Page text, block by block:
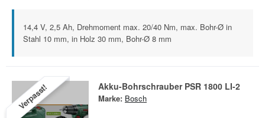
14,4 V, 2,5 Ah, Drehmoment max. 20/40 Nm, max. Bohr-Ø in
Stahl 10 mm, in Holz 30 mm, Bohr-Ø 8 mm
Verpasst! Akku-Bohrschrauber PSR 1800 LI-2
Marke: Bosch